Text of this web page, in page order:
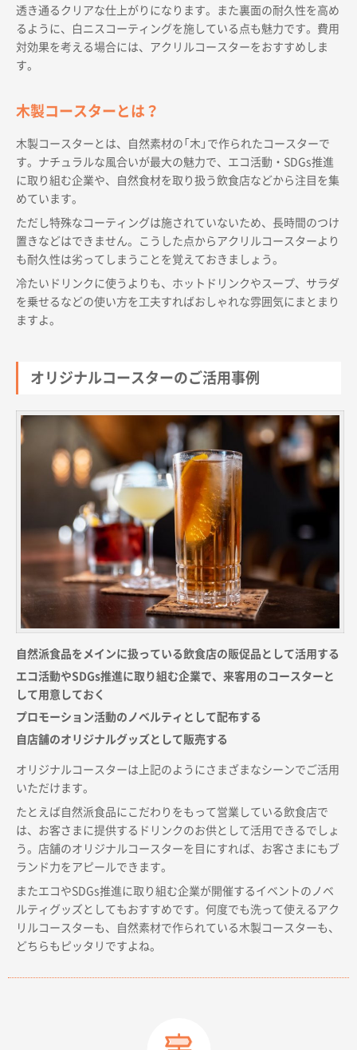
透き通るクリアな仕上がりになります。また裏面の耐久性を高め
るように、白ニスコーティングを施している点も魅力です。費用
対効果を考える場合には、アクリルコースターをおすすめしま
す。
木製コースターとは？
木製コースターとは、自然素材の「木」で作られたコースターで
す。ナチュラルな風合いが最大の魅力で、エコ活動・SDGs推進
に取り組む企業や、自然食材を取り扱う飲食店などから注目を集
めています。
ただし特殊なコーティングは施されていないため、長時間のつけ
置きなどはできません。こうした点からアクリルコースターより
も耐久性は劣ってしまうことを覚えておきましょう。
冷たいドリンクに使うよりも、ホットドリンクやスープ、サラダ
を乗せるなどの使い方を工夫すればおしゃれな雰囲気にまとまり
ますよ。
オリジナルコースターのご活用事例
自然派食品をメインに扱っている飲食店の販促品として活用する
エコ活動やSDGs推進に取り組む企業で、来客用のコースターと
して用意しておく
プロモーション活動のノベルティとして配布する
自店舗のオリジナルグッズとして販売する
オリジナルコースターは上記のようにさまざまなシーンでご活用
いただけます。
たとえば自然派食品にこだわりをもって営業している飲食店で
は、お客さまに提供するドリンクのお供として活用できるでしょ
う。店舗のオリジナルコースターを目にすれば、お客さまにもブ
ランド力をアピールできます。
またエコやSDGs推進に取り組む企業が開催するイベントのノベ
ルティグッズとしてもおすすめです。何度でも洗って使えるアク
リルコースターも、自然素材で作られている木製コースターも、
どちらもピッタリですよね。